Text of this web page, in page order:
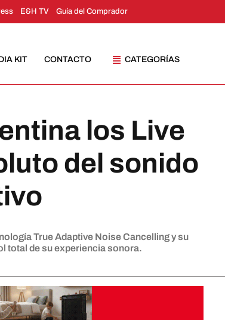
E&H TV Guía del Comprador
KIT CONTACTO CATEGORÍAS
los Live
del sonido
True Adaptive Noise Cancelling y su
total de su experiencia sonora.